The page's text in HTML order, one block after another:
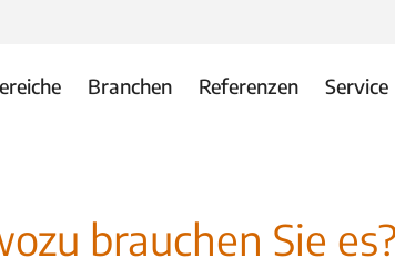
Branchen Referenzen Service
brauchen Sie es?